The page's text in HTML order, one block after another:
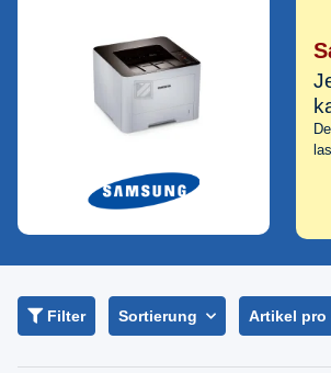
Filter Sortierung Artikel pro